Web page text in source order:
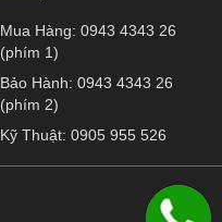
Mua Hàng: 0943 4343 26
(phím 1)
Bảo Hành: 0943 4343 26
(phím 2)
Kỹ Thuật: 0905 955 526